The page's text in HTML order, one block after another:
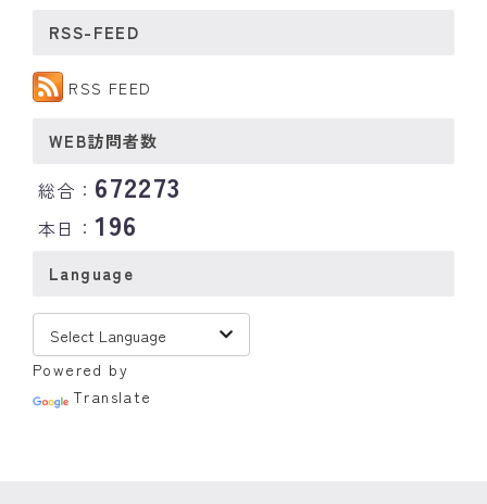
RSS-FEED
RSS FEED
WEB訪問者数
総合： 672273
本日：196
Language
Powered by
Translate